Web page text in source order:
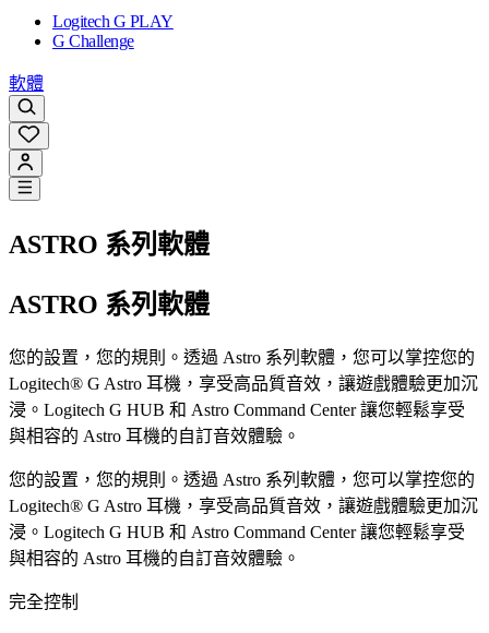
Logitech G PLAY
G Challenge
軟體
ASTRO 系列軟體
ASTRO 系列軟體
您的設置，您的規則。透過 Astro 系列軟體，您可以掌控您的
Logitech® G Astro 耳機，享受高品質音效，讓遊戲體驗更加沉
浸。Logitech G HUB 和 Astro Command Center 讓您輕鬆享受
與相容的 Astro 耳機的自訂音效體驗。
您的設置，您的規則。透過 Astro 系列軟體，您可以掌控您的
Logitech® G Astro 耳機，享受高品質音效，讓遊戲體驗更加沉
浸。Logitech G HUB 和 Astro Command Center 讓您輕鬆享受
與相容的 Astro 耳機的自訂音效體驗。
完全控制